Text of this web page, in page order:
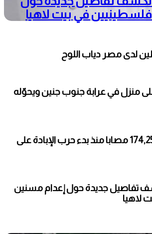
في بيت لاهيا
لدى مصر دياب اللوح
منزل في عرابة جنوب جنين ويحوّله
73,386 شهيدا و174,250 مصابا منذ بدء حرب الإبادة على
تفاصيل جديدة حول إعدام مسنين
لاهيا